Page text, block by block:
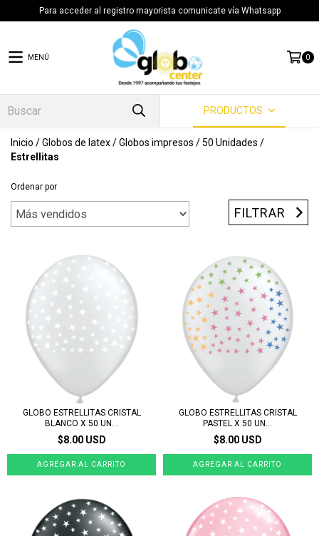
Para acceder al registro mayorista comunicate vía Whatsapp
MENÚ 0
PRODUCTOS
Inicio /Globos de latex/Globos impresos /50 Unidades /
Estrellitas
Ordenar por
FILTRAR
GLOBO ESTRELLITAS CRISTAL
BLANCO X 50 UN...
$8.00 USD
GLOBO ESTRELLITAS CRISTAL
PASTEL X 50 UN...
$8.00 USD